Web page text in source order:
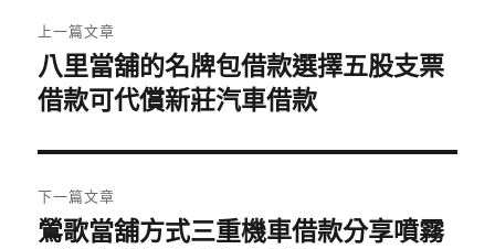
章
導
覽
上一篇文章
上
一
文
章:
八里當舖的名牌包借款選擇五股支票
借款可代償新莊汽車借款
下一篇文章
下
鶯歌當舖方式三重機車借款分享噴霧